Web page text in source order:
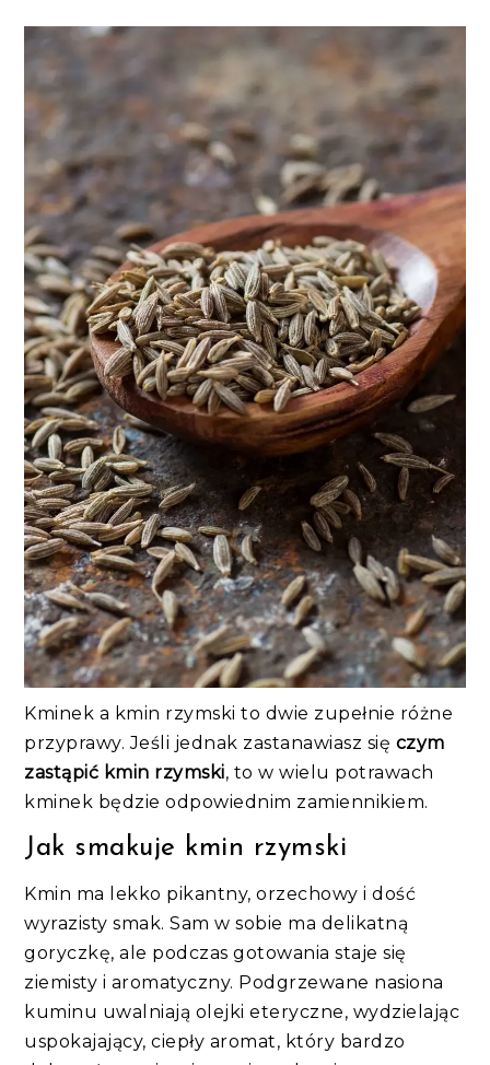
Kminek a kmin rzymski to dwie zupełnie różne
przyprawy. Jeśli jednak zastanawiasz się czym
zastąpić kmin rzymski, to w wielu potrawach
kminek będzie odpowiednim zamiennikiem.
Jak smakuje kmin rzymski
Kmin ma lekko pikantny, orzechowy i dość
wyrazisty smak. Sam w sobie ma delikatną
goryczkę, ale podczas gotowania staje się
ziemisty i aromatyczny. Podgrzewane nasiona
kuminu uwalniają olejki eteryczne, wydzielając
uspokajający, ciepły aromat, który bardzo